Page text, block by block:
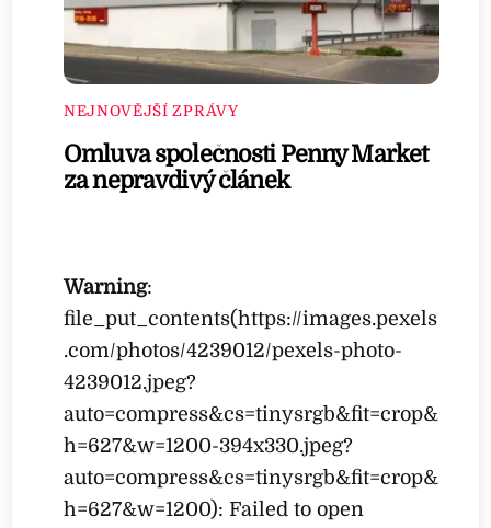
NEJNOVĚJŠÍ ZPRÁVY
Omluva společnosti Penny Market
za nepravdivý článek
Warning:
file_put_contents(https://images.pexels
.com/photos/4239012/pexels-photo-
4239012.jpeg?
auto=compress&cs=tinysrgb&fit=crop&
h=627&w=1200-394x330.jpeg?
auto=compress&cs=tinysrgb&fit=crop&
h=627&w=1200): Failed to open